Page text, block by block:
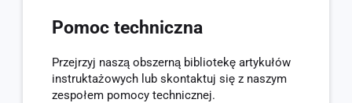
Pomoc techniczna
Przejrzyj naszą obszerną bibliotekę artykułów
instruktażowych lub skontaktuj się z naszym
zespołem pomocy technicznej.